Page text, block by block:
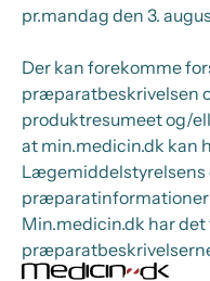
pr.mandag den 3.
Der kan forekomme
præparatbeskrivelsen
produktresumeet og/
at min.medicin.dk kan
Lægemiddelstyrelsens
præparatinformationer
Min.medicin.dk har